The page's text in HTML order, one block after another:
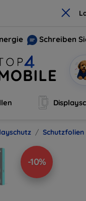
×
Schreiben
Schutzfolien
-10%